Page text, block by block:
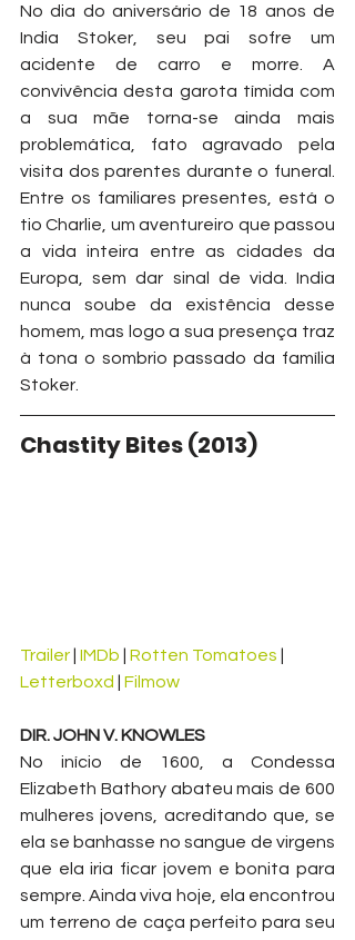
No dia do aniversário de 18 anos de
India Stoker, seu pai sofre um
acidente de carro e morre. A
convivência desta garota tímida com
a sua mãe torna-se ainda mais
problemática, fato agravado pela
visita dos parentes durante o funeral.
Entre os familiares presentes, está o
tio Charlie, um aventureiro que passou
a vida inteira entre as cidades da
Europa, sem dar sinal de vida. India
nunca soube da existência desse
homem, mas logo a sua presença traz
à tona o sombrio passado da família
Stoker.
Chastity Bites (2013)
Trailer IMDb Rotten Tomatoes
Letterboxd
Filmow
DIR. JOHN V. KNOWLES
No início de 1600, a Condessa
Elizabeth Bathory abateu mais de 600
mulheres jovens, acreditando que, se
ela se banhasse no sangue de virgens
que ela iria ficar jovem e bonita para
sempre. Ainda viva hoje, ela encontrou
um terreno de caça perfeito para seu